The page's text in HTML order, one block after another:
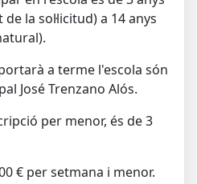
la sol·licitud) a 14 anys
a terme l'escola són
José Trenzano Alós.
per menor, és de 3
€ per setmana i menor.